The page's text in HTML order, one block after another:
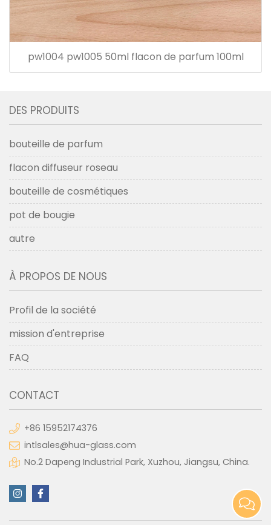
pw1004 pw1005 50ml flacon de parfum 100ml
DES PRODUITS
bouteille de parfum
flacon diffuseur roseau
bouteille de cosmétiques
pot de bougie
autre
À PROPOS DE NOUS
Profil de la société
mission d'entreprise
FAQ
CONTACT
+86 15952174376
intlsales@hua-glass.com
No.2 Dapeng Industrial Park, Xuzhou, Jiangsu, China.